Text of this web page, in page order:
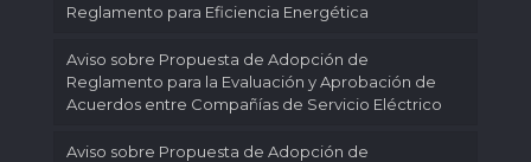
Reglamento para Eficiencia Energética
Aviso sobre Propuesta de Adopción de
Reglamento para la Evaluación y Aprobación de
Acuerdos entre Compañías de Servicio Eléctrico
Aviso sobre Propuesta de Adopción de